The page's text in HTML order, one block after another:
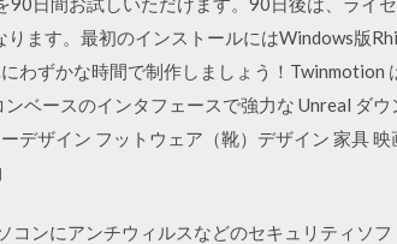
ます。最初のインストールにはWindows版
わずかな時間で制作しましょう！Twinmotion
ベースのインタフェースで強力な Unreal ダウ
デザイン フットウェア（靴）デザイン 家具
ンにアンチウィルスなどのセキュリティソ